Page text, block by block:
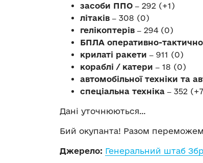
засоби ППО ‒ 292 (+1)
літаків ‒ 308 (0)
гелікоптерів ‒ 294 (0)
БПЛА оперативно-
крилаті ракети ‒ 911 (0)
кораблі / катери ‒ 18 (0)
автомобільної техніки та
спеціальна техніка ‒ 352
Дані уточнюються…
Бий окупанта! Разом
Джерело: Генеральний штаб